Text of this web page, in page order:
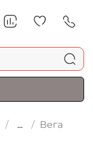
... Вега